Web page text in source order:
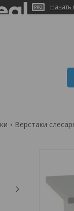
Начать
Верстаки